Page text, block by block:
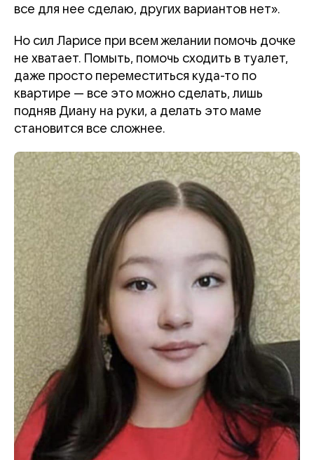
все для нее сделаю, других вариантов нет».
Но сил Ларисе при всем желании помочь дочке
не хватает. Помыть, помочь сходить в туалет,
даже просто переместиться куда-то по
квартире — все это можно сделать, лишь
подняв Диану на руки, а делать это маме
становится все сложнее.